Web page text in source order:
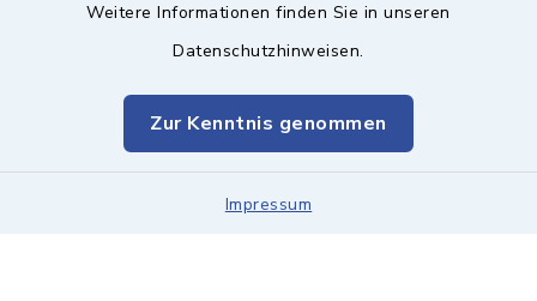
Weitere Informationen finden Sie in unseren
Datenschutzhinweisen.
Zur Kenntnis genommen
Impressum
Datenschutz
Sitemap
Leitweg-ID & Rechnungsadressen